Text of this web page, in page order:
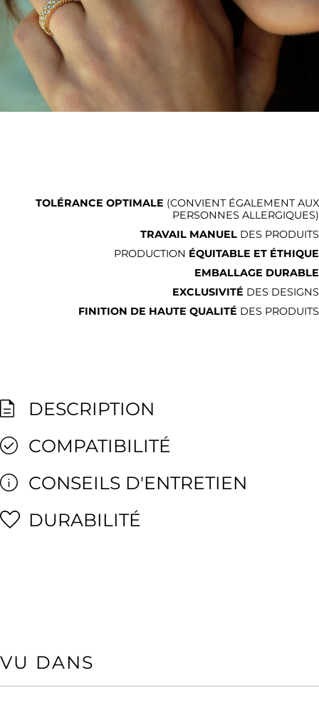
TOLÉRANCE OPTIMALE (CONVIENT ÉGALEMENT AUX
PERSONNES ALLERGIQUES)
TRAVAIL MANUEL DES PRODUITS
PRODUCTION ÉQUITABLE ET ÉTHIQUE
EMBALLAGE DURABLE
EXCLUSIVITÉ DES DESIGNS
FINITION DE HAUTE QUALITÉ DES PRODUITS
DESCRIPTION
COMPATIBILITÉ
CONSEILS D'ENTRETIEN
DURABILITÉ
VU DANS